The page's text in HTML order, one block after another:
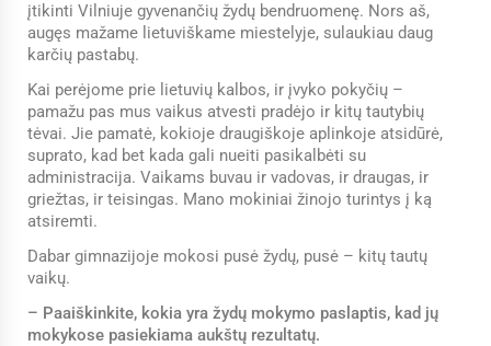
įtikinti Vilniuje gyvenančių žydų bendruomenę. Nors aš,
augęs mažame lietuviškame miestelyje, sulaukiau daug
karčių pastabų.
Kai perėjome prie lietuvių kalbos, ir įvyko pokyčių –
pamažu pas mus vaikus atvesti pradėjo ir kitų tautybių
tėvai. Jie pamatė, kokioje draugiškoje aplinkoje atsidūrė,
suprato, kad bet kada gali nueiti pasikalbėti su
administracija. Vaikams buvau ir vadovas, ir draugas, ir
griežtas, ir teisingas. Mano mokiniai žinojo turintys į ką
atsiremti.
Dabar gimnazijoje mokosi pusė žydų, pusė – kitų tautų
vaikų.
– Paaiškinkite, kokia yra žydų mokymo paslaptis, kad jų
mokykose pasiekiama aukštų rezultatų.